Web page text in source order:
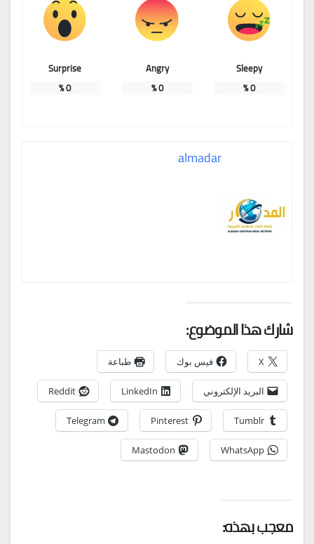
Sleepy
0
%
Angry
0
%
Surprise
0
%
almadar
شارك هذا الموضوع:
X فيس بوك طباعة
البريد الإلكتروني LinkedIn
Reddit
Tumblr
Pinterest
Telegram
WhatsApp
Mastodon
معجب بهذه: